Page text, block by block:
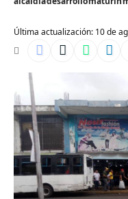
Última actualización: 10 de